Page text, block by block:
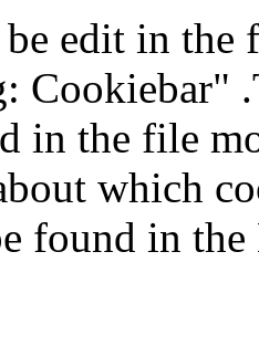
edit in the
Cookiebar"
in the file
which
found in